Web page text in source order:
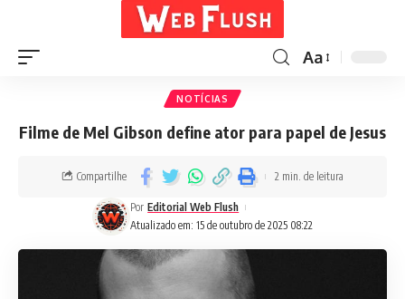
Aa
NOTÍCIAS
Filme de Mel Gibson define ator para papel de Jesus
Atualizado em: 15 de outubro de 2025 08:22
Por Editorial Web Flush
Compartilhe 2 min. de leitura